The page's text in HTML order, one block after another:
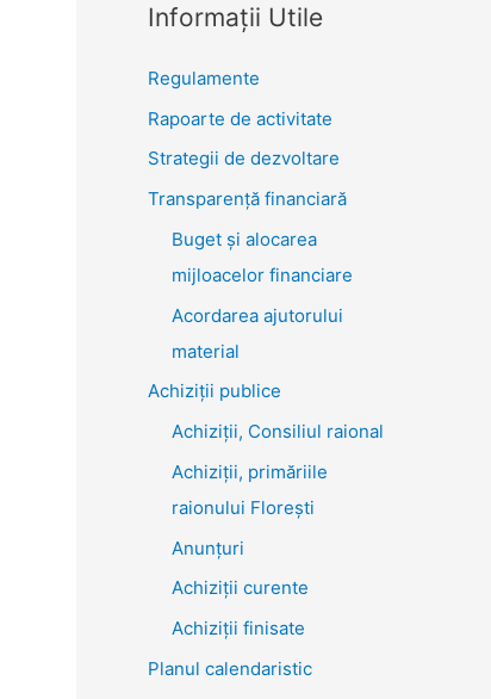
Informații Utile
Regulamente
Rapoarte de activitate
Strategii de dezvoltare
Transparenţă financiară
Buget și alocarea
mijloacelor financiare
Acordarea ajutorului
material
Achiziţii publice
Achiziții, Consiliul raional
Achiziții, primăriile
raionului Florești
Anunțuri
Achiziții curente
Achiziții finisate
Planul calendaristic